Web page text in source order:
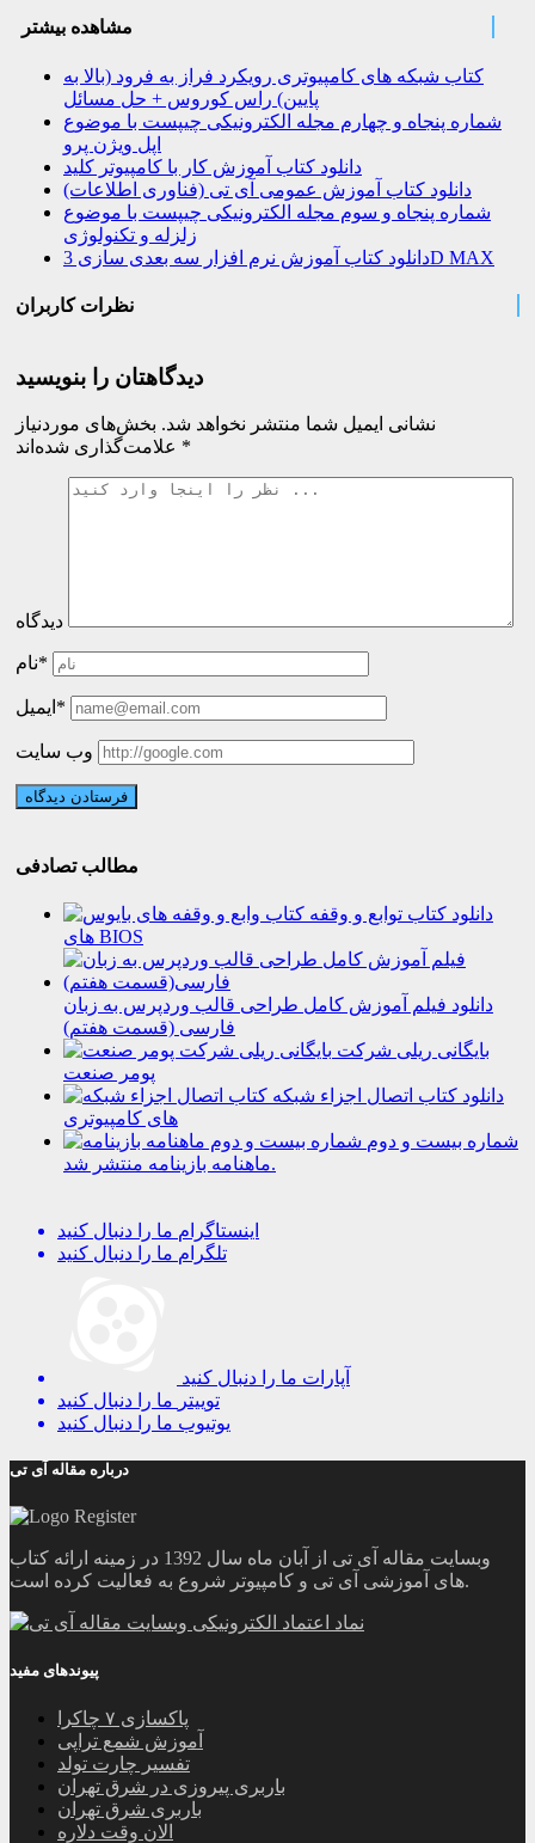
مشاهده بیشتر
کتاب شبکه های کامپیوتری رویکرد فراز به فرود (بالا به
پایین) راس کوروس + حل مسائل
شماره پنجاه و چهارم مجله الکترونیکی چیپست با موضوع
اپل ویژن پرو
دانلود کتاب آموزش کار با کامپیوتر کلید
دانلود کتاب آموزش عمومی آی تی (فناوری اطلاعات)
شماره پنجاه و سوم مجله الکترونیکی چیپست با موضوع
زلزله و تکنولوژی
دانلود کتاب آموزش نرم افزار سه بعدی سازی 3D MAX
نظرات کاربران
دیدگاهتان را بنویسید
نشانی ایمیل شما منتشر نخواهد شد. بخش‌های موردنیاز
*
دیدگاه
نام*
ایمیل*
وب سایت
مطالب تصادفی
دانلود کتاب توابع و وقفه
های BIOS
دانلود فیلم آموزش کامل طراحی قالب وردپرس به زبان
فارسی (قسمت هفتم)
بایگانی ریلی شرکت
پومر صنعت
دانلود کتاب اتصال اجزاء شبکه
های کامپیوتری
شماره بیست و دوم
ماهنامه بازینامه منتشر شد.
اینستاگرام ما را دنبال کنید
تلگرام ما را دنبال کنید
آپارات ما را دنبال کنید
توییتر ما را دنبال کنید
یوتیوب ما را دنبال کنید
درباره مقاله آی تی
وبسایت مقاله آی تی از آبان ماه سال 1392 در زمینه ارائه کتاب
های آموزشی آی تی و کامپیوتر شروع به فعالیت کرده است.
پیوندهای مفید
پاکسازی ۷ چاکرا
آموزش شمع تراپی
تفسیر چارت تولد
باربری پیروزی در شرق تهران
باربری شرق تهران
الان وقت دلاره